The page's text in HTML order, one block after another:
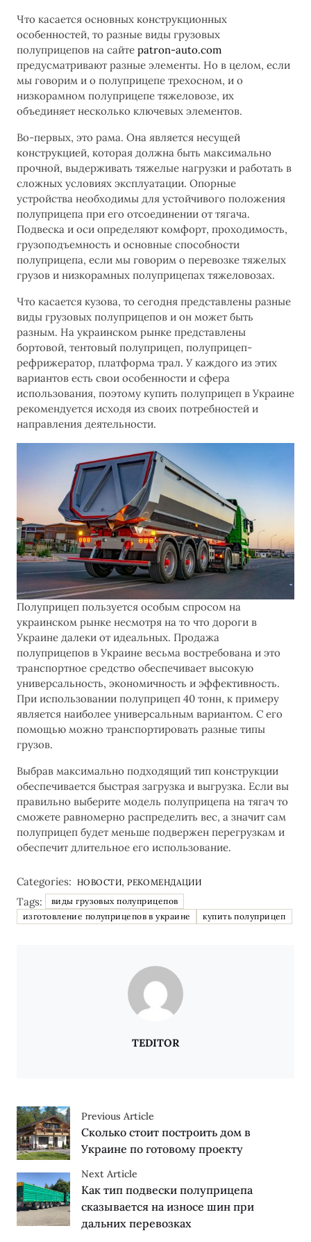
Что касается основных конструкционных
особенностей, то разные виды грузовых
полуприцепов на сайте patron-auto.com
предусматривают разные элементы. Но в целом, если
мы говорим и о полуприцепе трехосном, и о
низкорамном полуприцепе тяжеловозе, их
объединяет несколько ключевых элементов.
Во-первых, это рама. Она является несущей
конструкцией, которая должна быть максимально
прочной, выдерживать тяжелые нагрузки и работать в
сложных условиях эксплуатации. Опорные
устройства необходимы для устойчивого положения
полуприцепа при его отсоединении от тягача.
Подвеска и оси определяют комфорт, проходимость,
грузоподъемность и основные способности
полуприцепа, если мы говорим о перевозке тяжелых
грузов и низкорамных полуприцепах тяжеловозах.
Что касается кузова, то сегодня представлены разные
виды грузовых полуприцепов и он может быть
разным. На украинском рынке представлены
бортовой, тентовый полуприцеп, полуприцеп-
рефрижератор, платформа трал. У каждого из этих
вариантов есть свои особенности и сфера
использования, поэтому купить полуприцеп в Украине
рекомендуется исходя из своих потребностей и
направления деятельности.
Полуприцеп пользуется особым спросом на
украинском рынке несмотря на то что дороги в
Украине далеки от идеальных. Продажа
полуприцепов в Украине весьма востребована и это
транспортное средство обеспечивает высокую
универсальность, экономичность и эффективность.
При использовании полуприцеп 40 тонн, к примеру
является наиболее универсальным вариантом. С его
помощью можно транспортировать разные типы
грузов.
Выбрав максимально подходящий тип конструкции
обеспечивается быстрая загрузка и выгрузка. Если вы
правильно выберите модель полуприцепа на тягач то
сможете равномерно распределить вес, а значит сам
полуприцеп будет меньше подвержен перегрузкам и
обеспечит длительное его использование.
Categories: НОВОСТИ,РЕКОМЕНДАЦИИ
Tags:
виды грузовых полуприцепов
изготовление полуприцепов в украине
купить полуприцеп
TEDITOR
Previous Article
Сколько стоит построить дом в
Украине по готовому проекту
Next Article
Как тип подвески полуприцепа
сказывается на износе шин при
дальних перевозках